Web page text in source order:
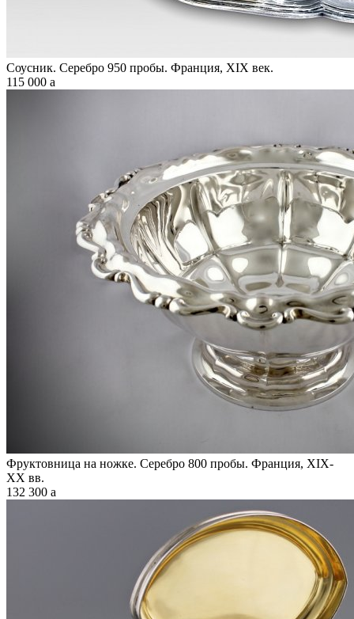
Соусник. Серебро 950 пробы. Франция, XIX век.
115 000 a
Фруктовница на ножке. Серебро 800 пробы. Франция, XIX-
XX вв.
132 300 a